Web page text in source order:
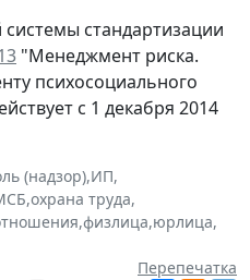
стандартизации
"Менеджмент риска.
психосоциального
с 1 декабря 2014
(надзор),ИП,
,охрана труда,
,физлица,юрлица,
Перепечатка